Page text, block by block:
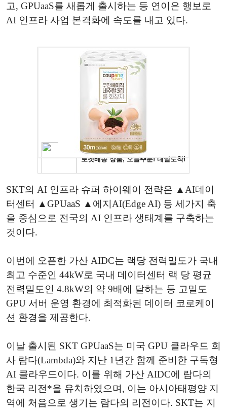
고, GPUaaS를 새롭게 출시하는 등 연이은 행보로
AI 인프라 사업 본격화에 속도를 내고 있다.
SKT의 AI 인프라 슈퍼 하이웨이 전략은 ▲AI데이
터센터 ▲GPUaaS ▲에지AI(Edge AI) 등 세가지 축
을 중심으로 전국의 AI 인프라 생태계를 구축하는
것이다.
이번에 오픈한 가산 AIDC는 랙당 전력밀도가 국내
최고 수준인 44kW로 국내 데이터센터 랙 당 평균
전력밀도인 4.8kW의 약 9배에 달하는 등 고밀도
GPU 서버 운영 환경에 최적화된 데이터 코로케이
션 환경을 제공한다.
이날 출시된 SKT GPUaaS는 미국 GPU 클라우드 회
사 람다(Lambda)와 지난 1년간 함께 준비한 구독형
AI 클라우드이다. 이를 위해 가산 AIDC에 람다의
한국 리전*을 유치하였으며, 이는 아시아태평양 지
역에 처음으로 생기는 람다의 리전이다. SKT는 지